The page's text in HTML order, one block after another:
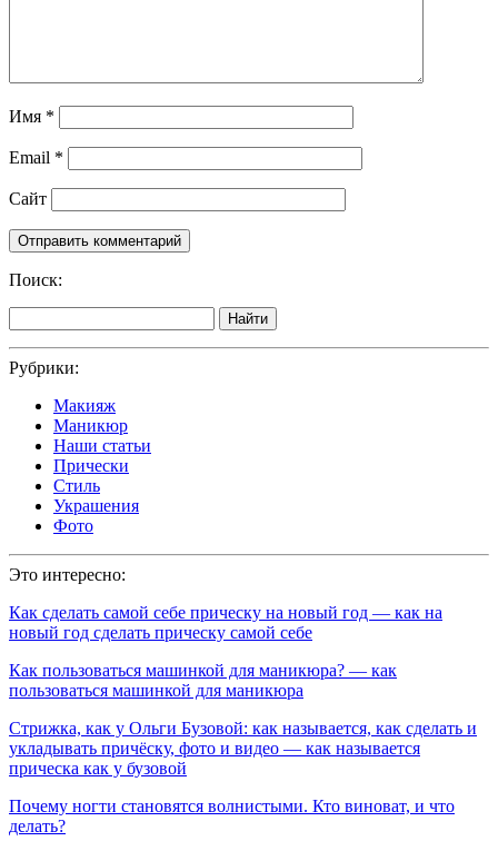
Имя *
Email *
Сайт
Поиск:
Найти
Рубрики:
Макияж
Маникюр
Наши статьи
Прически
Стиль
Украшения
Фото
Это интересно:
Как сделать самой себе прическу на новый год — как на
новый год сделать прическу самой себе
Как пользоваться машинкой для маникюра? — как
пользоваться машинкой для маникюра
Стрижка, как у Ольги Бузовой: как называется, как сделать и
укладывать причёску, фото и видео — как называется
прическа как у бузовой
Почему ногти становятся волнистыми. Кто виноват, и что
делать?